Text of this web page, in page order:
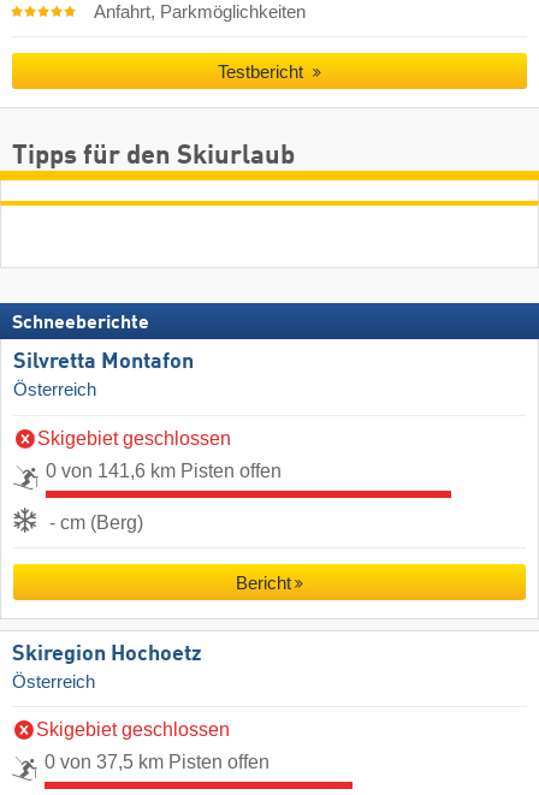
Anfahrt, Parkmöglichkeiten
Testbericht
Tipps für den Skiurlaub
Schneeberichte
Silvretta Montafon
Österreich
Skigebiet geschlossen
0 von 141,6 km Pisten offen
- cm (Berg)
Bericht
Skiregion Hochoetz
Österreich
Skigebiet geschlossen
0 von 37,5 km Pisten offen